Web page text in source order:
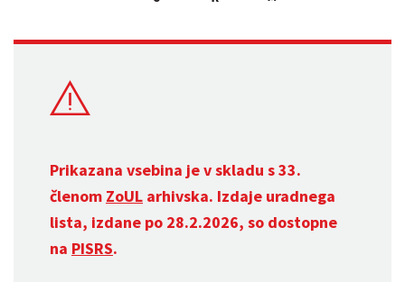
Prikazana vsebina je v skladu s 33.
členom ZoUL arhivska. Izdaje uradnega
lista, izdane po 28.2.2026, so dostopne
na PISRS.